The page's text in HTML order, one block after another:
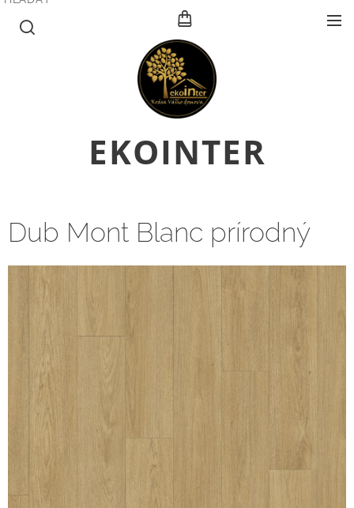
EKOINTER
Dub Mont Blanc prírodný